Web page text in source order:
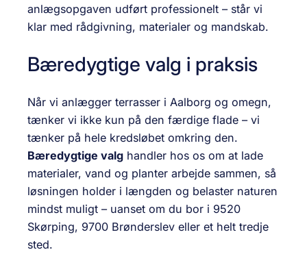
anlægsopgaven udført professionelt – står vi
klar med rådgivning, materialer og mandskab.
Bæredygtige valg i praksis
Når vi anlægger terrasser i Aalborg og omegn,
tænker vi ikke kun på den færdige flade – vi
tænker på hele kredsløbet omkring den.
Bæredygtige valg handler hos os om at lade
materialer, vand og planter arbejde sammen, så
løsningen holder i længden og belaster naturen
mindst muligt – uanset om du bor i 9520
Skørping, 9700 Brønderslev eller et helt tredje
sted.